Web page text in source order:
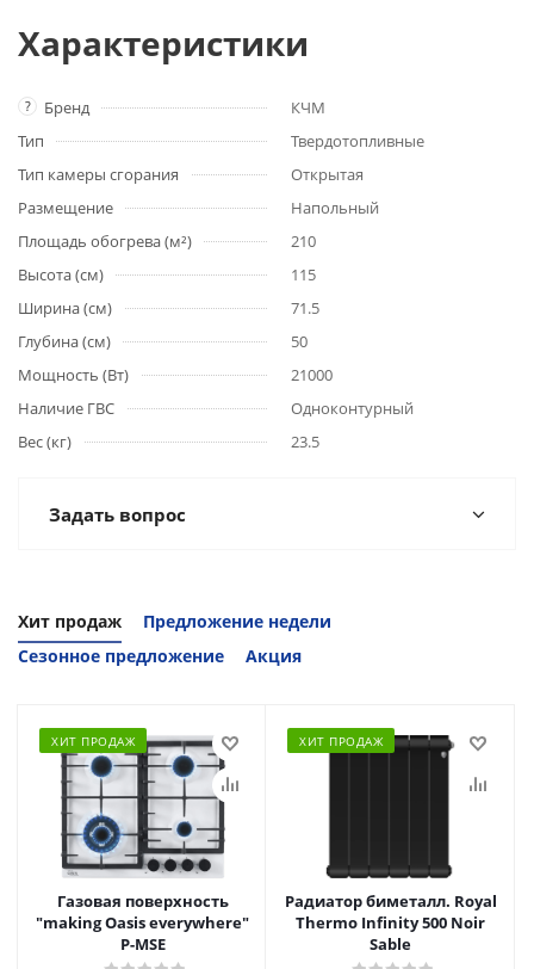
Характеристики
? Бренд
КЧМ
Тип
Твердотопливные
Тип камеры сгорания
Открытая
Размещение
Напольный
Площадь обогрева (м²)
210
Высота (см)
115
Ширина (см)
71.5
Глубина (см)
50
Мощность (Вт)
21000
Наличие ГВС
Одноконтурный
Вес (кг)
23.5
Задать вопрос
Хит продаж
Предложение недели
Сезонное предложение
Акция
ХИТ ПРОДАЖ
Газовая поверхность
"making Oasis everywhere"
P-MSE
ХИТ ПРОДАЖ
Радиатор биметалл. Royal
Thermo Infinity 500 Noir
Sable